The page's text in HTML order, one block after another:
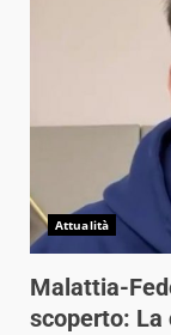
Attualità
Malattia-
scoperto: